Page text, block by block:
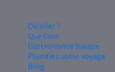
Où aller ?
Que faire
Gastronomie basque
Planifiez votre voyage
Blog